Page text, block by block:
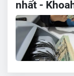
nhất -